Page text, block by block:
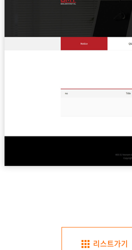
리스트가기